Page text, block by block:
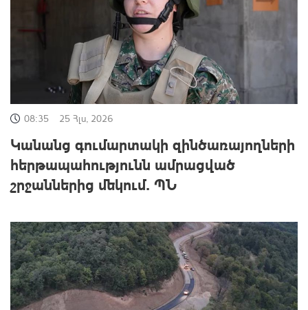
08:35 25 Հլս, 2026
Կանանց գումարտակի զինծառայողների
հերթապահությունն ամրացված
շրջաններից մեկում․ ՊՆ